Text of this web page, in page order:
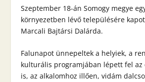
Szeptember 18-án Somogy megye
környezetben lévő településére
Marcali Bajtársi Dalárda.
Falunapot ünnepeltek a helyiek, a
kulturális programjában lépett fel az
is, az alkalomhoz illően, vidám